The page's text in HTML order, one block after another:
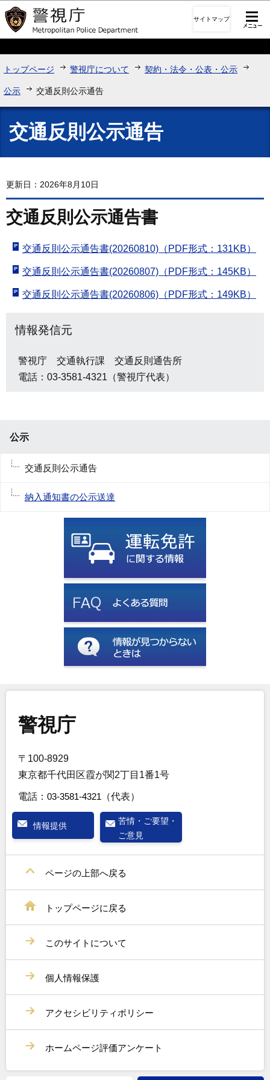
このページの本文へ移動
サイトマップ
トップページ 警視庁について 契約・法令・公表・公示
公示 交通反則公示通告
交通反則公示通告
更新日：2026年8月10日
交通反則公示通告書
交通反則公示通告書(20260810)（PDF形式：131KB）
交通反則公示通告書(20260807)（PDF形式：145KB）
交通反則公示通告書(20260806)（PDF形式：149KB）
情報発信元
警視庁 交通執行課 交通反則通告所
電話：03-3581-4321（警視庁代表）
公示
交通反則公示通告
納入通知書の公示送達
警視庁
〒100-8929
東京都千代田区霞が関2丁目1番1号
電話： 03-3581-4321 （代表）
情報提供
苦情・ご要望・
ご意見
ページの上部へ戻る
トップページに戻る
このサイトについて
個人情報保護
アクセシビリティポリシー
ホームページ評価アンケート